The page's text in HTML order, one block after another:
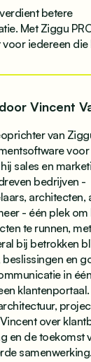
betere
Met Ziggu
iedereen
Vincent
van
sales en
bedrijven -
architecten,
- één plek om
te runnen,
bij betrokken
beslissingen en
in
over
en de toekomst
samenwerking.